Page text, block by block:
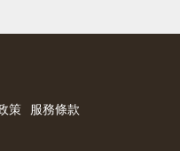
策
服務條款